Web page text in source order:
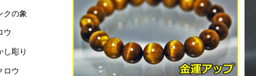
クの象
ウ
し彫り
ロウ